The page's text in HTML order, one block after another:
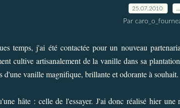
25.07.2010
Par
temps, j'ai été contactée pour un nouveau
cultive artisanalement de la vanille dans sa
d'une vanille magnifique, brillante et odorante à souhait.
hâte : celle de l'essayer. J'ai donc réalisé hier